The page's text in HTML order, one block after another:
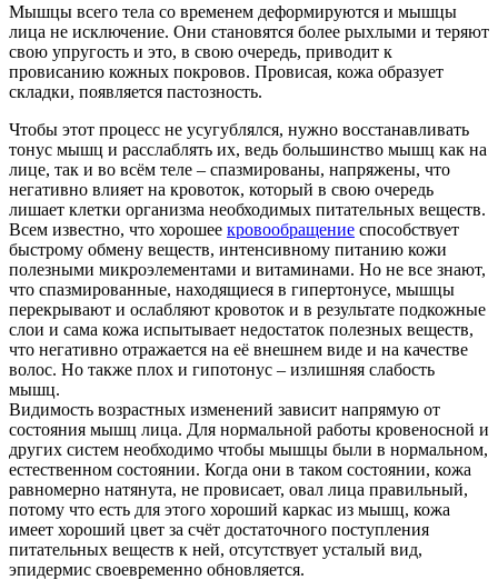
Мышцы всего тела со временем деформируются и мышцы
лица не исключение. Они становятся более рыхлыми и теряют
свою упругость и это, в свою очередь, приводит к
провисанию кожных покровов. Провисая, кожа образует
складки, появляется пастозность.
Чтобы этот процесс не усугублялся, нужно восстанавливать
тонус мышц и расслаблять их, ведь большинство мышц как на
лице, так и во всём теле – спазмированы, напряжены, что
негативно влияет на кровоток, который в свою очередь
лишает клетки организма необходимых питательных веществ.
Всем известно, что хорошее кровообращение способствует
быстрому обмену веществ, интенсивному питанию кожи
полезными микроэлементами и витаминами. Но не все знают,
что спазмированные, находящиеся в гипертонусе, мышцы
перекрывают и ослабляют кровоток и в результате подкожные
слои и сама кожа испытывает недостаток полезных веществ,
что негативно отражается на её внешнем виде и на качестве
волос. Но также плох и гипотонус – излишняя слабость
мышц.
Видимость возрастных изменений зависит напрямую от
состояния мышц лица. Для нормальной работы кровеносной и
других систем необходимо чтобы мышцы были в нормальном,
естественном состоянии. Когда они в таком состоянии, кожа
равномерно натянута, не провисает, овал лица правильный,
потому что есть для этого хороший каркас из мышц, кожа
имеет хороший цвет за счёт достаточного поступления
питательных веществ к ней, отсутствует усталый вид,
эпидермис своевременно обновляется.